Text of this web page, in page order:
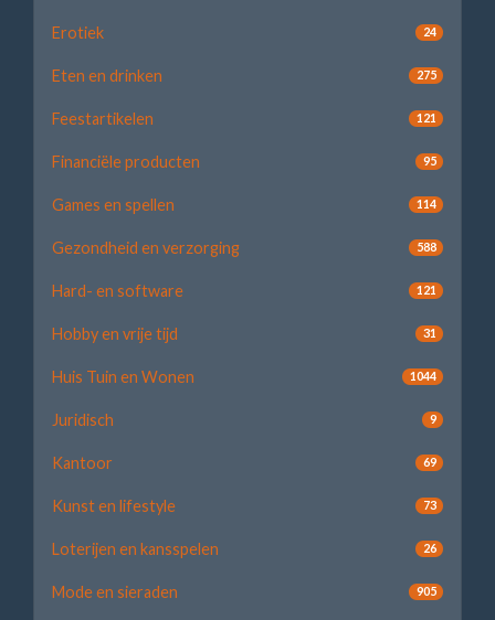
Erotiek 24
Eten en drinken 275
Feestartikelen 121
Financiële producten 95
Games en spellen 114
Gezondheid en verzorging 588
Hard- en software 121
Hobby en vrije tijd 31
Huis Tuin en Wonen 1044
Juridisch 9
Kantoor 69
Kunst en lifestyle 73
Loterijen en kansspelen 26
Mode en sieraden 905